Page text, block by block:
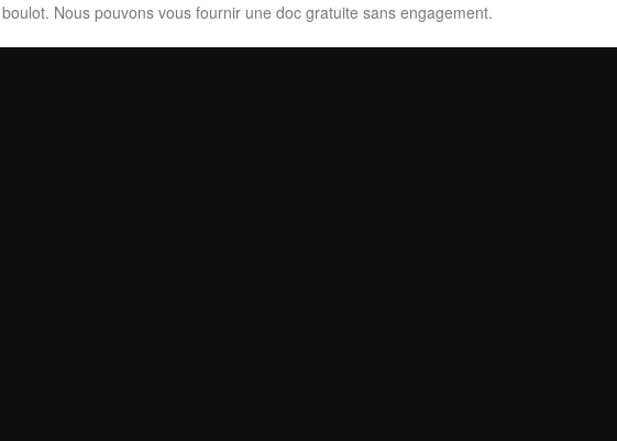
Nous pouvons vous fournir une doc gratuite sans engagement.